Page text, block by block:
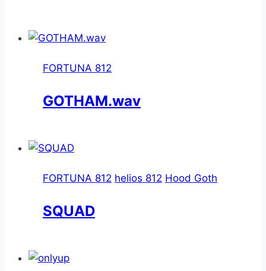
FORTUNA 812
GOTHAM.wav
FORTUNA 812 helios 812 Hood Goth
SQUAD